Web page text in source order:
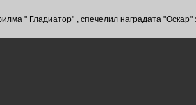
" Гладиатор" , спечелил наградата